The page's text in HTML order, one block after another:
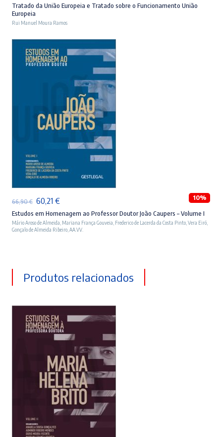
preço
original
24,90 €.
preço
atual
22,41 €.
Tratado da União Europeia e Tratado sobre o Funcionamento União
Europeia
Rui Manuel Moura Ramos
66,90€ O
preço
original
60,21 €O
preço
atual
10%
Estudos em Homenagem ao Professor Doutor João Caupers – Volume I
Mário Aroso de Almeida Mariana França Gouveia Frederico de Lacerda da Costa Pinto Vera Eiró
Gonçalo de Almeida Ribeiro AA.VV.
Produtos relacionados